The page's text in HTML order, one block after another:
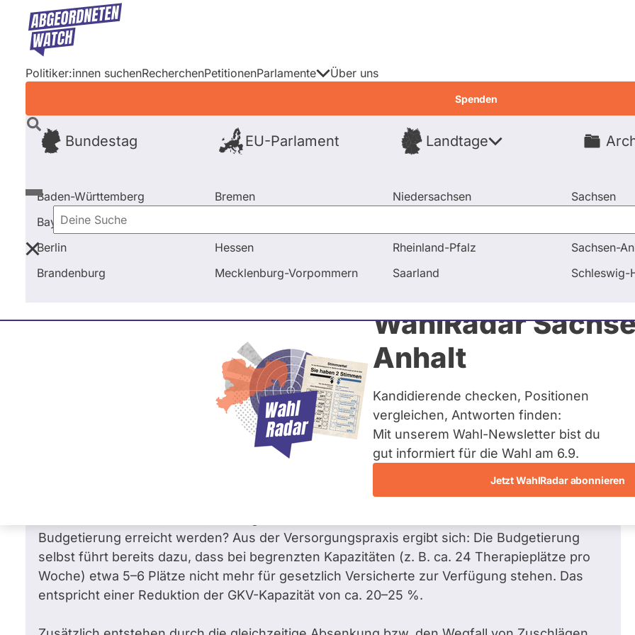
Direkt
Inhalt
Politiker:innen suchenRecherchenPetitionenParlamente
Bundestag EU-Parlament Landtage
Baden-Württemberg
Bayern
Berlin
Brandenburg
Bremen
Hessen
Mecklenburg-Vorpommern
Niedersachsen
Rheinland-Pfalz
Saarland
Sachsen
Sachsen-
Schleswig-
Über uns
Spenden
Deine
Suche
WahlRadar
Anhalt
Kandidierende checken, Positionen
vergleichen, Antworten finden:
Mit unserem Wahl-Newsletter bist du
gut informiert für die Wahl am 6.9.
Jetzt WahlRadar abonnieren
Startseite Frage stellen Claudia Moll Fragen und Antworten Wie vereinbart die SPD die Budgetierung von
Claudia Moll
Fragen beantwortet
Zum
Wie vereinbart die SPD die Budgetierung von Psychotherapie mit ihrer
Verantwortung, wenn sie nachweislich den Zugang verschlechtert und Menschen
Sehr geehrte Frau Moll, Sie betonen, dass die psychotherapeutische Versorgung gesichert
Budgetierung erreicht werden? Aus der Versorgungspraxis ergibt sich: Die Budgetierung
selbst führt bereits dazu, dass bei begrenzten Kapazitäten (z. B. ca. 24 Therapieplätze pro
Woche) etwa 5–6 Plätze nicht mehr für gesetzlich Versicherte zur Verfügung stehen. Das
entspricht einer Reduktion der GKV-Kapazität von ca. 20–25 %.